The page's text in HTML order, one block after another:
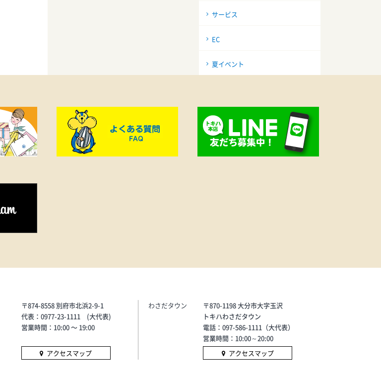
サービス
EC
夏イベント
〒874-8558 別府市北浜2-9-1
代表：0977-23-1111 (大代表)
営業時間：10:00 〜 19:00
アクセスマップ
わさだタウン
〒870-1198 大分市大字玉沢
トキハわさだタウン
電話：097-586-1111（大代表）
営業時間：10:00～20:00
アクセスマップ